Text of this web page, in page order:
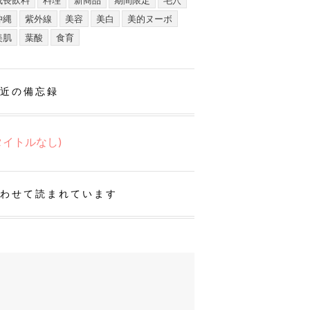
縄
紫外線 美容 美白
美的ヌーボ
肌
葉酸 食育
の備忘録
イトルなし)
せて読まれています